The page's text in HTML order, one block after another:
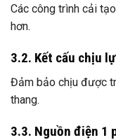
Các công trình cải
hơn.
3.2. Kết cấu chịu
Đảm bảo chịu được
thang.
3.3. Nguồn điện 1